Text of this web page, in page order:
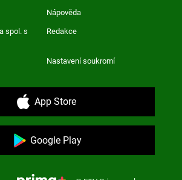
Nápověda
spol. s
Redakce
Nastavení soukromí
App Store
Google Play